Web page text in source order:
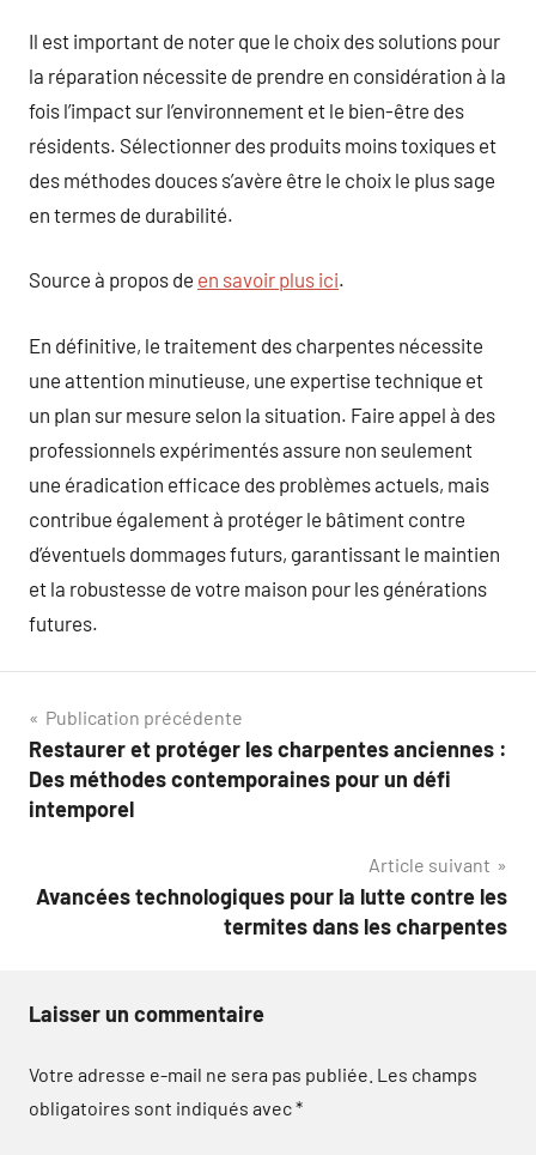
Il est important de noter que le choix des solutions pour
la réparation nécessite de prendre en considération à la
fois l’impact sur l’environnement et le bien-être des
résidents. Sélectionner des produits moins toxiques et
des méthodes douces s’avère être le choix le plus sage
en termes de durabilité.
Source à propos de en savoir plus ici.
En définitive, le traitement des charpentes nécessite
une attention minutieuse, une expertise technique et
un plan sur mesure selon la situation. Faire appel à des
professionnels expérimentés assure non seulement
une éradication efficace des problèmes actuels, mais
contribue également à protéger le bâtiment contre
d’éventuels dommages futurs, garantissant le maintien
et la robustesse de votre maison pour les générations
futures.
Navigation
de
l’article
Publication précédente
Restaurer et protéger les charpentes anciennes :
Des méthodes contemporaines pour un défi
intemporel
Article suivant
Avancées technologiques pour la lutte contre les
termites dans les charpentes
Laisser un commentaire
Votre adresse e-mail ne sera pas publiée. Les champs
obligatoires sont indiqués avec*